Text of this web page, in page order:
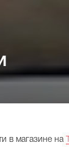
в магазине на